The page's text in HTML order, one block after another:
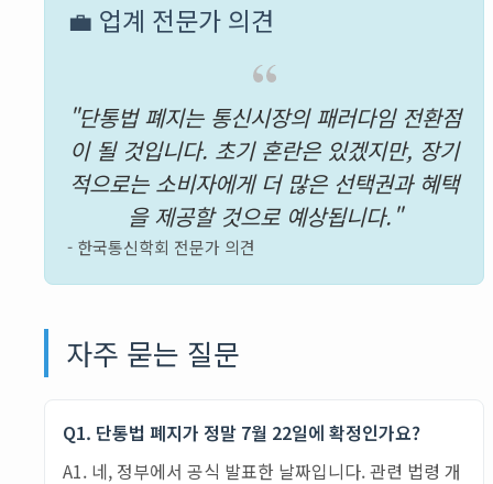
💼 업계 전문가 의견
"단통법 폐지는 통신시장의 패러다임 전환점
이 될 것입니다. 초기 혼란은 있겠지만, 장기
적으로는 소비자에게 더 많은 선택권과 혜택
을 제공할 것으로 예상됩니다."
- 한국통신학회 전문가 의견
자주 묻는 질문
Q1. 단통법 폐지가 정말 7월 22일에 확정인가요?
A1. 네, 정부에서 공식 발표한 날짜입니다. 관련 법령 개